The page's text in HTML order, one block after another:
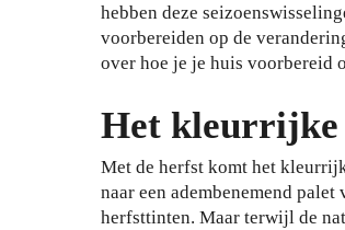
hebben deze
voorbereiden op de
over hoe je je huis voorbereid
Het kleurrijke
Met de herfst komt het
naar een adembenemend
herfsttinten. Maar terwijl de